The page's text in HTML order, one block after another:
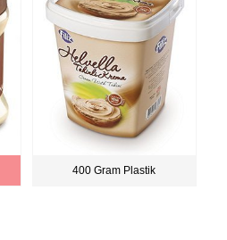
400 Gram Plastik